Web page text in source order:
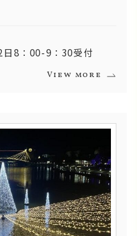
日8：00-9：30受付
View more